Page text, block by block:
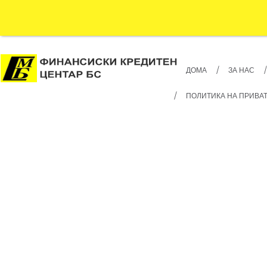
ДОМА ЗА НАС
ПОЛИТИКА НА